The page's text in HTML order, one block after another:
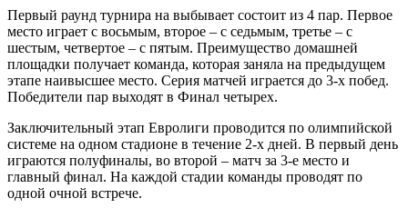
Первый раунд турнира на выбывает состоит из 4 пар. Первое
место играет с восьмым, второе – с седьмым, третье – с
шестым, четвертое – с пятым. Преимущество домашней
площадки получает команда, которая заняла на предыдущем
этапе наивысшее место. Серия матчей играется до 3-х побед.
Победители пар выходят в Финал четырех.
Заключительный этап Евролиги проводится по олимпийской
системе на одном стадионе в течение 2-х дней. В первый день
играются полуфиналы, во второй – матч за 3-е место и
главный финал. На каждой стадии команды проводят по
одной очной встрече.